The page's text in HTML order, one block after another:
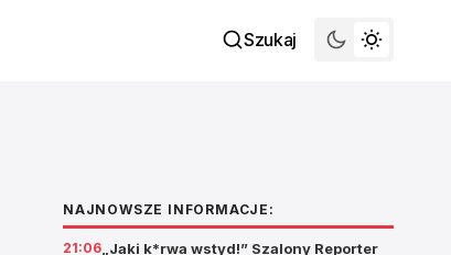
Szukaj
NAJNOWSZE INFORMACJE:
21:06 „Jaki k*rwa wstyd!” Szalony Reporter